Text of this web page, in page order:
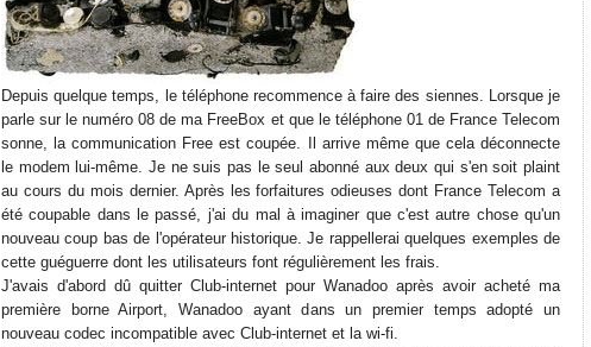
Depuis quelque temps, le téléphone recommence à faire des siennes. Lorsque je
parle sur le numéro 08 de ma FreeBox et que le téléphone 01 de France Telecom
sonne, la communication Free est coupée. Il arrive même que cela déconnecte
le modem lui-même. Je ne suis pas le seul abonné aux deux qui s'en soit plaint
au cours du mois dernier. Après les forfaitures odieuses dont France Telecom a
été coupable dans le passé, j'ai du mal à imaginer que c'est autre chose qu'un
nouveau coup bas de l'opérateur historique. Je rappellerai quelques exemples de
cette guéguerre dont les utilisateurs font régulièrement les frais.
J'avais d'abord dû quitter Club-internet pour Wanadoo après avoir acheté ma
première borne Airport, Wanadoo ayant dans un premier temps adopté un
nouveau codec incompatible avec Club-internet et la wi-fi.